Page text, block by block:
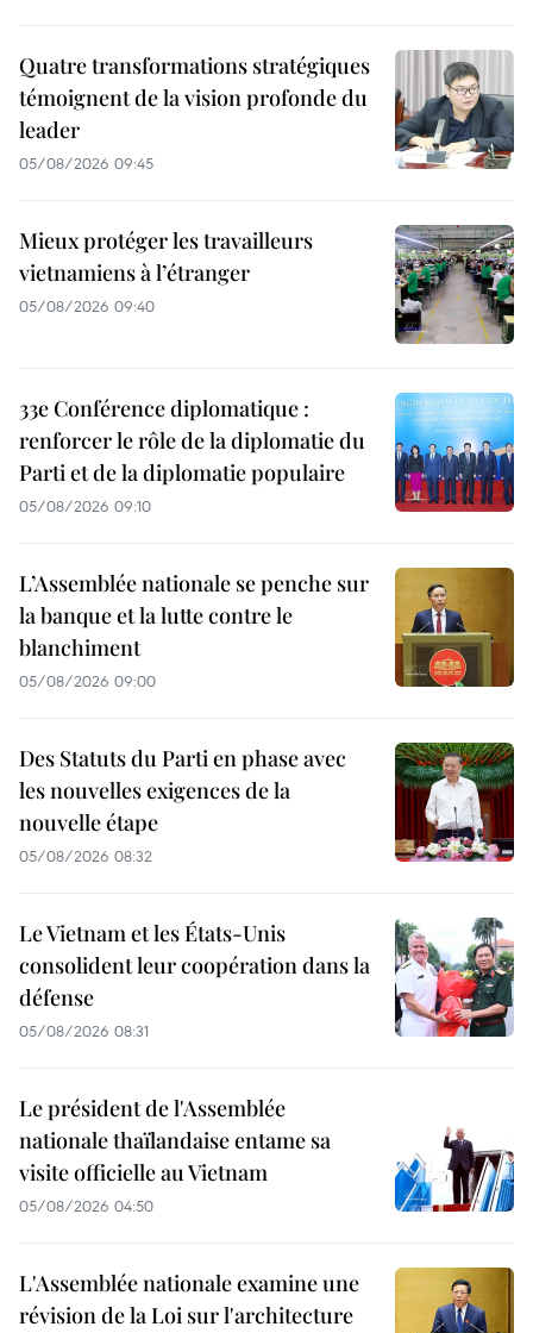
Quatre transformations stratégiques
témoignent de la vision profonde du
leader
05/08/2026 09:45
Mieux protéger les travailleurs
vietnamiens à l’étranger
05/08/2026 09:40
33e Conférence diplomatique :
renforcer le rôle de la diplomatie du
Parti et de la diplomatie populaire
05/08/2026 09:10
L’Assemblée nationale se penche sur
la banque et la lutte contre le
blanchiment
05/08/2026 09:00
Des Statuts du Parti en phase avec
les nouvelles exigences de la
nouvelle étape
05/08/2026 08:32
Le Vietnam et les États-Unis
consolident leur coopération dans la
défense
05/08/2026 08:31
Le président de l'Assemblée
nationale thaïlandaise entame sa
visite officielle au Vietnam
05/08/2026 04:50
L'Assemblée nationale examine une
révision de la Loi sur l'architecture